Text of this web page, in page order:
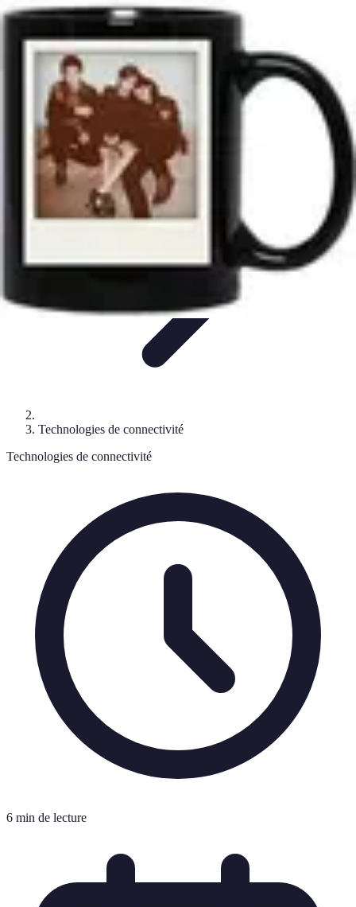
Connectivité Pro
Stratégies de Connectivité
ConnectivitéOptimisation de la Connectivité
connectivité
Connectivité Pro
Technologies de connectivité
Technologies de connectivité
6 min de lecture